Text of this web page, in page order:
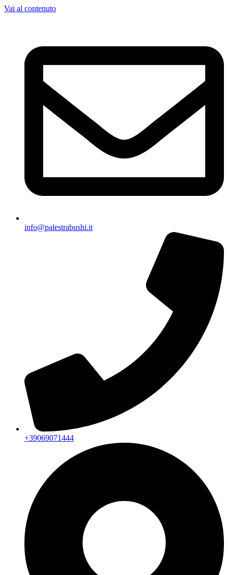
Vai al contenuto
info@palestrabushi.it
+39069071444